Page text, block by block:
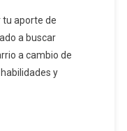
tu aporte de
a buscar
a cambio de
y